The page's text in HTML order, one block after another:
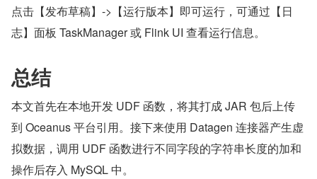
点击【发布草稿】->【运行版本】即可运行，可通过【日
志】面板 TaskManager 或 Flink UI 查看运行信息。
总结
本文首先在本地开发 UDF 函数，将其打成 JAR 包后上传
到 Oceanus 平台引用。接下来使用 Datagen 连接器产生虚
拟数据，调用 UDF 函数进行不同字段的字符串长度的加和
操作后存入 MySQL 中。